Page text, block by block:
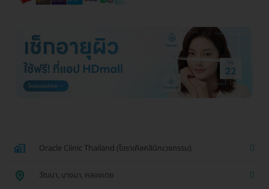
Oracle Clinic Thailand (โอราเคิลคลินิกเวชกรรม)
วัฒนา, บางนา, คลองเตย